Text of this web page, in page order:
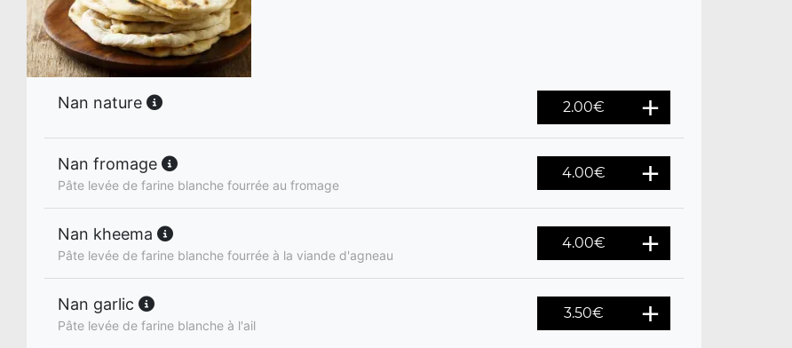
Nan nature 2.00€
Nan fromage
Pâte levée de farine blanche fourrée au fromage
4.00€
Nan kheema
Pâte levée de farine blanche fourrée à la viande d'agneau
4.00€
Nan garlic
Pâte levée de farine blanche à l'ail
3.50€